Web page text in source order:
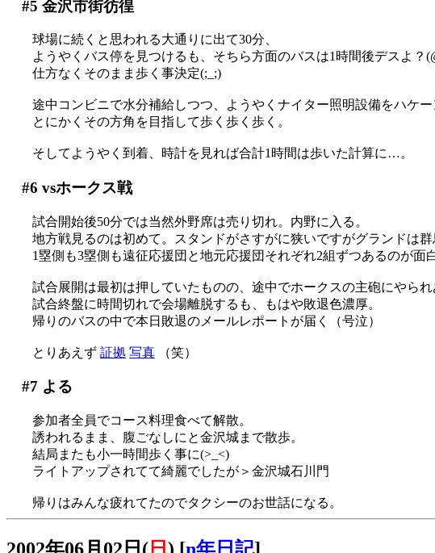
#5 金沢市街彷徨
球場に続くと思われる大通りに出て30分、
ようやくバス停を見つけるも、そちら方面のバスは1時間後デスよ？
仕方なくそのまま歩く事決定(;_;)
途中コンビニで水分補給しつつ、ようやくナイター照明設備をハケー
とにかくその方角を目指して歩く歩く歩く。
そしてようやく到着、時計を見れば合計1時間は歩いた計算に…。
#6 vsホークス戦
試合開始後50分では当然外野席は売り切れ。内野に入る。
地方戦見るのは初めて。スタンドがさすがに狭いですがグランドは群
1塁側も3塁側も遠征応援団と地元応援団それぞれ2組ずつあるのが面
試合展開は最初は押していたものの、途中でホークスの主砲にやら
試合終盤に時間切れで会場離脱するも、もはや敗退色濃厚。
帰りのバスの中で本日敗退のメールレポートが届く（号泣）
とりあえず 証拠 写真 （笑）
#7 よる
参加者全員でコース料理食べて解散。
誘われるまま、腹ごなしにと金沢城まで散歩。
結局またも小一時間歩く事に(>_<)
ライトアップされてて綺麗でしたが＞金沢城石川門
帰りはみんな疲れてたのでタクシーのお世話になる。